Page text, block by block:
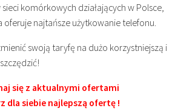
komórkowych działających w Polsce,
najtańsze użytkowanie telefonu.
swoją taryfę na dużo korzystniejszą i
się z aktualnymi ofertami
dla siebie najlepszą ofertę !